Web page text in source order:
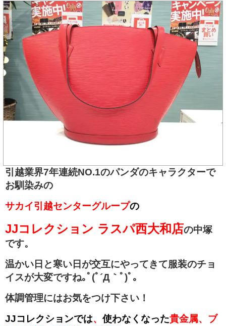
引越業界7年連続NO.1のパンダのキャラクターで
お馴染みの
サカイ引越センターグループの
JJコレクション ラスパ西大和店の中塚
です。
温かい日と寒い日が交互にやってきて服装のチョ
イスが大変ですね｡ﾟ(ﾟ´Д｀ﾟ)ﾟ｡
体調管理にはお気をつけ下さい！
JJコレクションでは、 使わなくなった貴金属、ブ